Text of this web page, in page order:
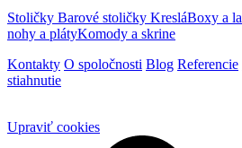
Stoličky Barové stoličky KresláBoxy a
nohy a plátyKomody a skrine
Kontakty O spoločnosti Blog Referencie
stiahnutie
Upraviť cookies